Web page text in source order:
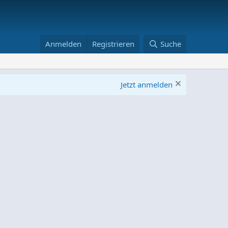
Anmelden Registrieren Suche
Jetzt anmelden